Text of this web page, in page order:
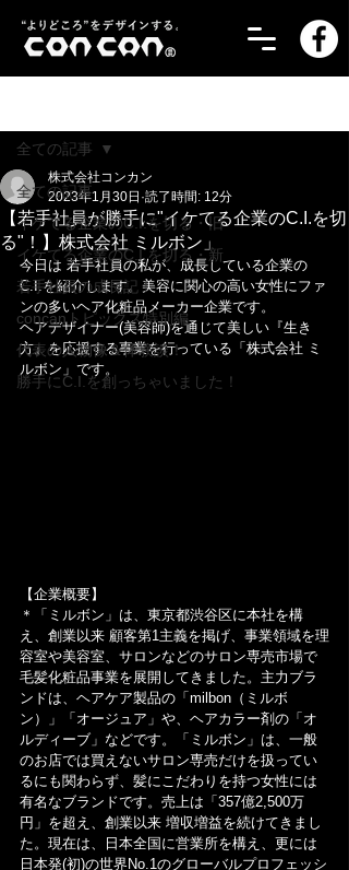
全ての記事
イケてる企業のC.I.を切る・旧
イケてる企業のC.I.を切る・新
若手社員の成長記！
concanトピックス特別編
代表の人物像＆体験談！
勝手にC.I.を創っちゃいました！
全ての記事
【若手社員が勝手に"イケてる企業のC.I.を切
る"！】株式会社 ミルボン」
株式会社コンカン
2023年1月30日 読了時間: 12分
今日は 若手社員の私が、成長している企業の
C.I.を紹介します。美容に関心の高い女性にファ
ンの多いヘア化粧品メーカー企業です。
ヘアデザイナー(美容師)を通じて美しい『生き
方』を応援する事業を行っている「株式会社 ミ
ルボン」です。
【企業概要】
＊「ミルボン」は、東京都渋谷区に本社を構
え、創業以来 顧客第1主義を掲げ、事業領域を理
容室や美容室、サロンなどのサロン専売市場で
毛髪化粧品事業を展開してきました。主力ブラ
ンドは、ヘアケア製品の「milbon（ミルボ
ン）」「オージュア」や、ヘアカラー剤の「オ
ルディーブ」などです。「ミルボン」は、一般
のお店では買えないサロン専売だけを扱ってい
るにも関わらず、髪にこだわりを持つ女性には
有名なブランドです。売上は「357億2,500万
円」を超え、創業以来 増収増益を続けてきまし
た。現在は、日本全国に営業所を構え、更には
日本発(初)の世界No.1のグローバルプロフェッシ